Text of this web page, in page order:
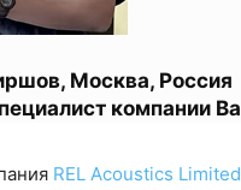
Москва, Россия
компании
REL Acoustics Limited